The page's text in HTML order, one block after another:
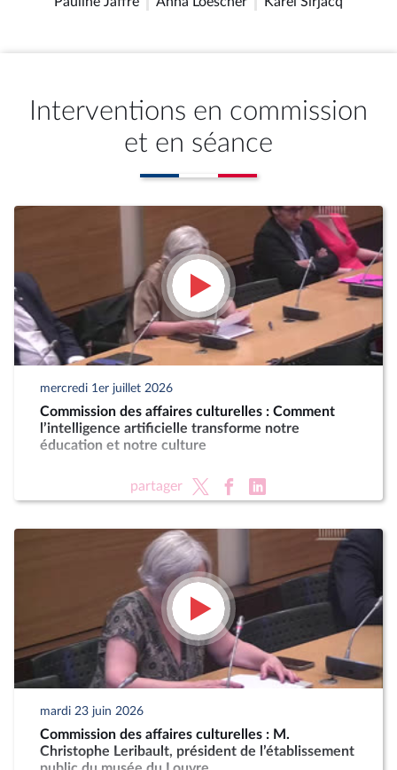
Interventions en commission
et en séance
mercredi 1er juillet 2026
Commission des affaires culturelles : Comment
l’intelligence artificielle transforme notre
éducation et notre culture
partager
mardi 23 juin 2026
Commission des affaires culturelles : M.
Christophe Leribault, président de l’établissement